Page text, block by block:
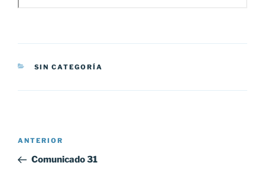
CATEGORÍAS
SIN CATEGORÍA
Navegación
Entrada
anterior:
ANTERIOR
Comunicado 31